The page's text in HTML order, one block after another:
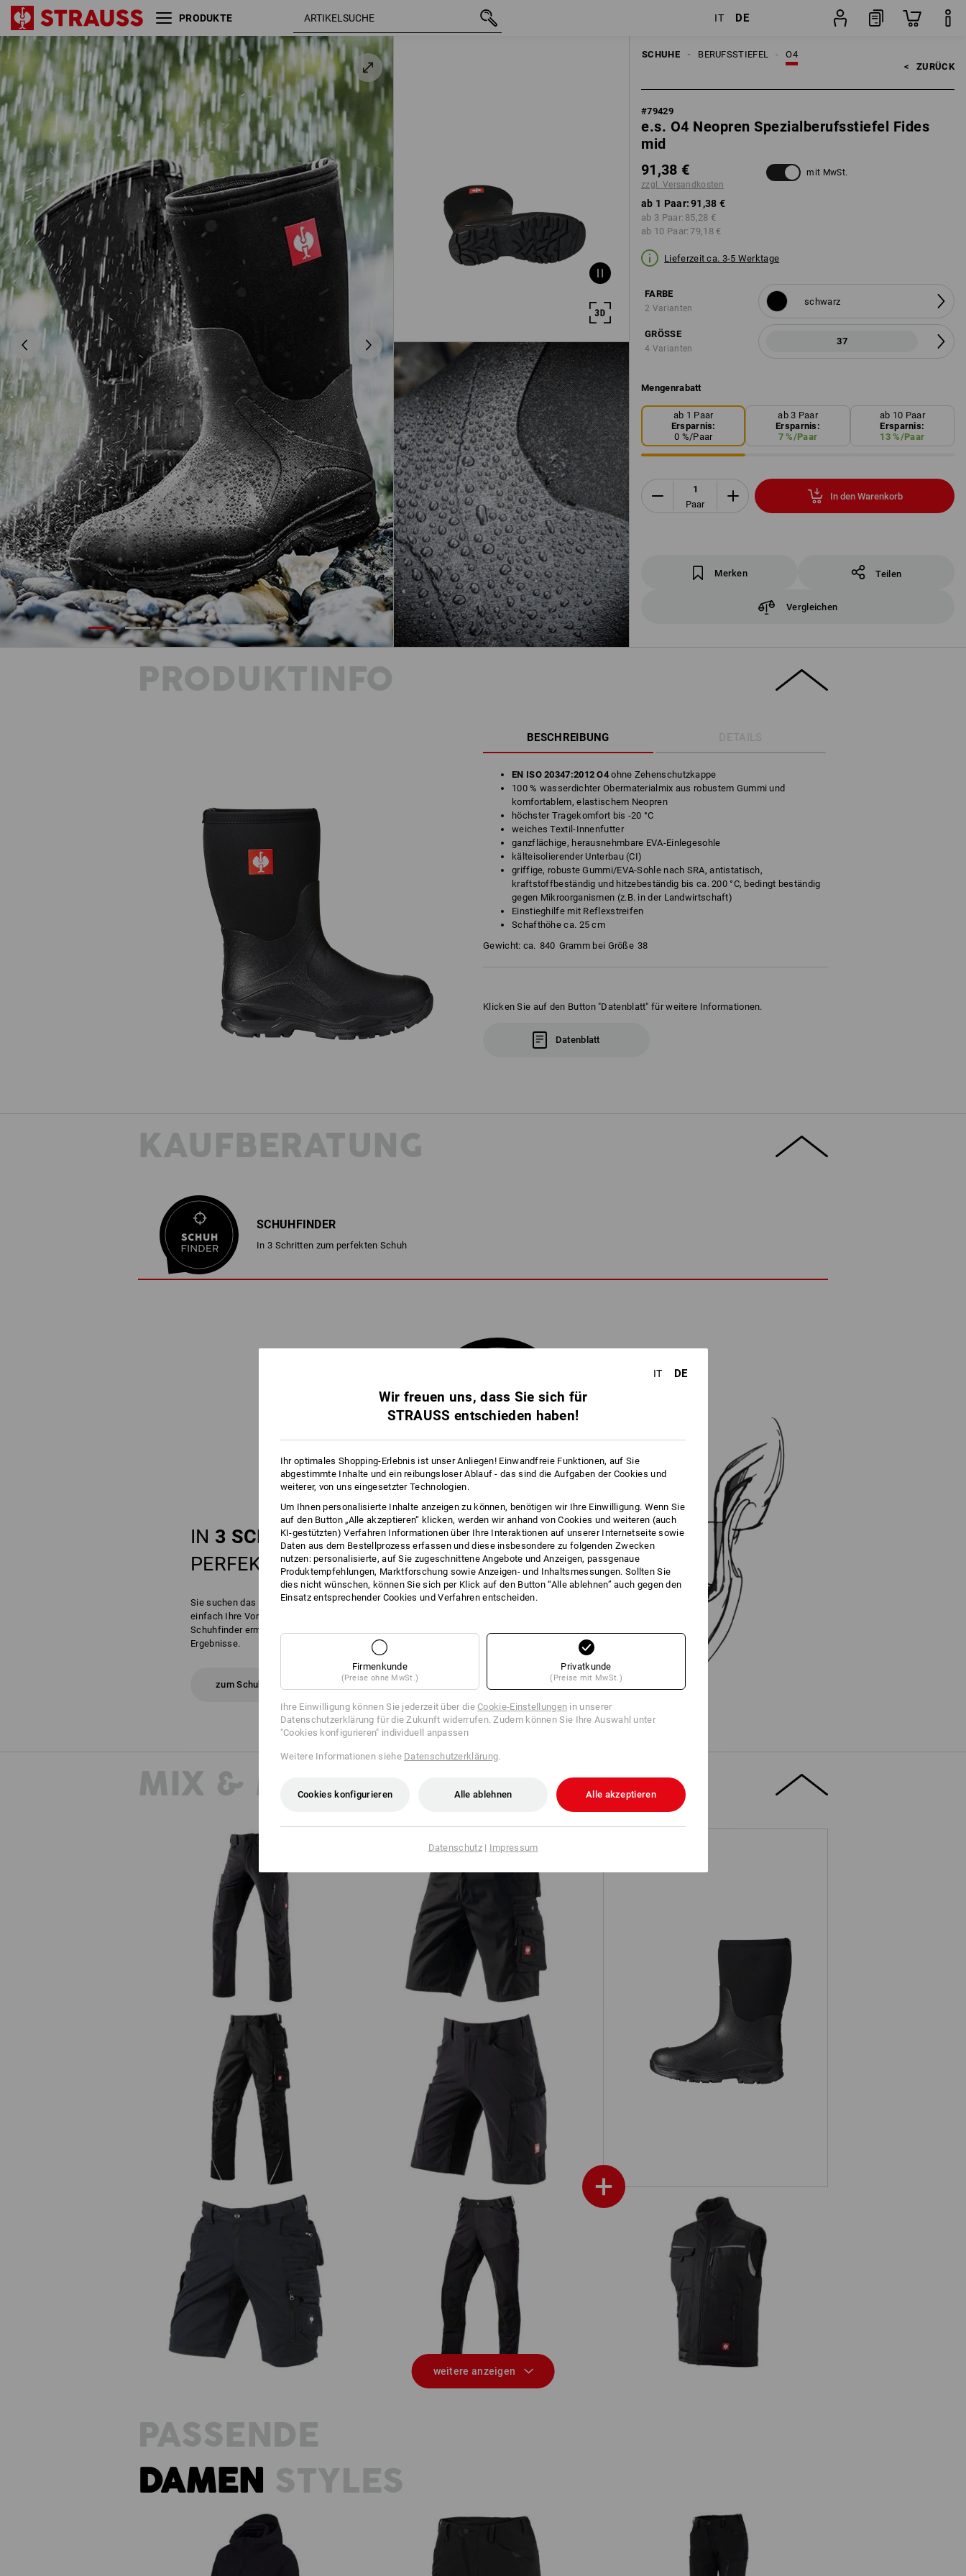
PRODUKTE IT DE
SCHUHE O4
BERUFSSTIEFEL
< ZURÜCK
#79429
e.s. O4 Neopren Spezialberufsstiefel Fides
mid
91,38 €
zzgl. Versandkosten
mit MwSt.
ab 1 Paar:91,38 €
ab 3 Paar: 85,28 €
ab 10 Paar: 79,18 €
Lieferzeit ca. 3-5 Werktage
FARBE
2 Varianten
schwarz
GRÖSSE
4 Varianten
37
Mengenrabatt
ab 1 Paar
Ersparnis:
0 %/Paar
ab 3 Paar
Ersparnis:
7 %/Paar
ab 10 Paar
Ersparnis:
13 %/Paar
Paar
In den Warenkorb
Merken Teilen
Vergleichen
e.s. O4 Neopren
Spezialberufsstiefel Fides mid
schwarz 37
PRODUKTINFO
BESCHREIBUNG DETAILS
EN ISO 20347:2012 O4ohne Zehenschutzkappe
100 % wasserdichter Obermaterialmix aus robustem Gummi und
komfortablem, elastischem Neopren
höchster Tragekomfort bis -20 °C
weiches Textil-Innenfutter
ganzflächige, herausnehmbare EVA-Einlegesohle
kälteisolierender Unterbau (CI)
griffige, robuste Gummi/EVA-Sohle nach SRA, antistatisch,
kraftstoffbeständig und hitzebeständig bis ca. 200 °C, bedingt beständig
gegen Mikroorganismen (z.B. in der Landwirtschaft)
Einstieghilfe mit Reflexstreifen
Schafthöhe ca. 25 cm
Gewicht: ca. 840 Gramm bei Größe 38
Klicken Sie auf den Button "Datenblatt" für weitere Informationen.
Datenblatt
KAUFBERATUNG
SCHUHFINDER
In 3 Schritten zum perfekten Schuh
IN 3 SCHRITTENZUM
PERFEKTENSCHUHWERK
Sie suchen das perfekte Schuhwerk? Verraten Sie uns
einfach Ihre Vorlieben und Anforderungen. Der
Schuhfinder ermittelt daraus Ihre persönlichen Top
Ergebnisse.
zum Schuhfinder
MIX & MATCH
e.s. O4 Neopren Spezialberufsstiefel
Fides mid
+
Cargohose e.s.vision stretch, Herren Short e.s.motion
Bundhose e.s.motion Short e.s.vision stretch, Herren
Cargoshort e.s.motion ten Sommer Hybrid Funktionshose e.s.trail Softshellweste e.s.motion
weitere anzeigen
PASSENDE
DAMEN STYLES
IT DE
Wir freuen uns, dass Sie sich für
STRAUSS entschieden haben!
Ihr optimales Shopping-Erlebnis ist unser Anliegen! Einwandfreie Funktionen, auf Sie
abgestimmte Inhalte und ein reibungsloser Ablauf - das sind die Aufgaben der Cookies und
weiterer, von uns eingesetzter Technologien.
Um Ihnen personalisierte Inhalte anzeigen zu können, benötigen wir Ihre Einwilligung. Wenn Sie
auf den Button „Alle akzeptieren“ klicken, werden wir anhand von Cookies und weiteren (auch
KI-gestützten) Verfahren Informationen über Ihre Interaktionen auf unserer Internetseite sowie
Daten aus dem Bestellprozess erfassen und diese insbesondere zu folgenden Zwecken
nutzen: personalisierte, auf Sie zugeschnittene Angebote und Anzeigen, passgenaue
Produktempfehlungen, Marktforschung sowie Anzeigen- und Inhaltsmessungen. Sollten Sie
dies nicht wünschen, können Sie sich per Klick auf den Button “Alle ablehnen” auch gegen den
Einsatz entsprechender Cookies und Verfahren entscheiden.
Firmenkunde
(Preise ohne MwSt.)
Privatkunde
(Preise mit MwSt.)
Ihre Einwilligung können Sie jederzeit über dieCookie-Einstellungen in unserer
Datenschutzerklärung für die Zukunft widerrufen. Zudem können Sie Ihre Auswahl unter
"Cookies konfigurieren" individuell anpassen
Weitere Informationen siehe Datenschutzerklärung.
Cookies konfigurieren Alle ablehnen Alle akzeptieren
Datenschutz| Impressum